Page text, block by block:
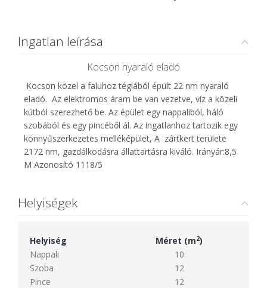
Ingatlan leírása
Kocson nyaraló eladó
Kocson közel a faluhoz téglából épült 22 nm nyaraló
eladó. Az elektromos áram be van vezetve, víz a közeli
kútból szerezhető be. Az épület egy nappaliból, háló
szobából és egy pincéből ál. Az ingatlanhoz tartozik egy
könnyűszerkezetes melléképület, A zártkert területe
2172 nm, gazdálkodásra állattartásra kiváló. Irányár:8,5
M Azonosító 1118/5
Helyiségek
Helyiség Méret (m2)
Nappali
10
Szoba
12
Pince
12